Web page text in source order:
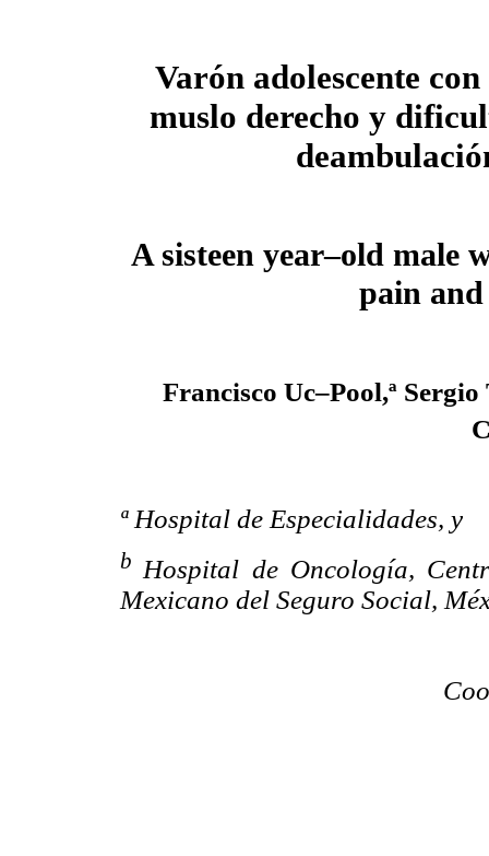
Varón adolescente
muslo derecho y
A sisteen year–old male
pain
Francisco Uc–Pool,ª
ª Hospital de Especialidades, y
b Hospital de Oncología,
Mexicano del Seguro Social,